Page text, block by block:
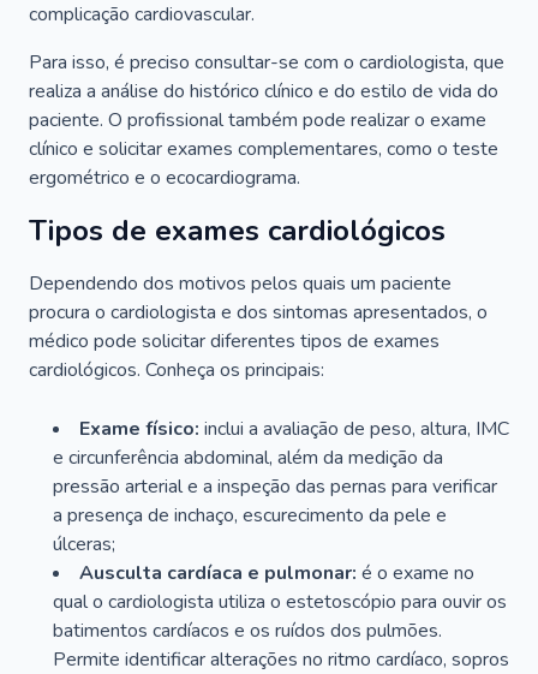
complicação cardiovascular.
Para isso, é preciso consultar-se com o cardiologista, que
realiza a análise do histórico clínico e do estilo de vida do
paciente. O profissional também pode realizar o exame
clínico e solicitar exames complementares, como o teste
ergométrico e o ecocardiograma.
Tipos de exames cardiológicos
Dependendo dos motivos pelos quais um paciente
procura o cardiologista e dos sintomas apresentados, o
médico pode solicitar diferentes tipos de exames
cardiológicos. Conheça os principais:
Exame físico: inclui a avaliação de peso, altura, IMC
e circunferência abdominal, além da medição da
pressão arterial e a inspeção das pernas para verificar
a presença de inchaço, escurecimento da pele e
úlceras;
Ausculta cardíaca e pulmonar: é o exame no
qual o cardiologista utiliza o estetoscópio para ouvir os
batimentos cardíacos e os ruídos dos pulmões.
Permite identificar alterações no ritmo cardíaco, sopros